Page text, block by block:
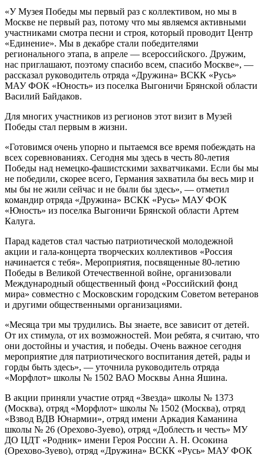
«У Музея Победы мы первый раз с коллективом, но мы в
Москве не первый раз, потому что мы являемся активными
участниками смотра песни и строя, который проводит Центр
«Единение». Мы в декабре стали победителями
регионального этапа, в апреле — всероссийского. Дружим,
нас приглашают, поэтому спасибо всем, спасибо Москве», —
рассказал руководитель отряда «Дружина» ВСКК «Русь»
МАУ ФОК «Юность» из поселка Выгоничи Брянской области
Василий Байдаков.
Для многих участников из регионов этот визит в Музей
Победы стал первым в жизни.
«Готовимся очень упорно и пытаемся все время побеждать на
всех соревнованиях. Сегодня мы здесь в честь 80-летия
Победы над немецко-фашистскими захватчиками. Если бы мы
не победили, скорее всего, Германия захватила бы весь мир и
мы бы не жили сейчас и не были бы здесь», — отметил
командир отряда «Дружина» ВСКК «Русь» МАУ ФОК
«Юность» из поселка Выгоничи Брянской области Артем
Калуга.
Парад кадетов стал частью патриотической молодежной
акции и гала-концерта творческих коллективов «Россия
начинается с тебя». Мероприятия, посвященные 80-летию
Победы в Великой Отечественной войне, организовали
Международный общественный фонд «Российский фонд
мира» совместно с Московским городским Советом ветеранов
и другими общественными организациями.
«Месяца три мы трудились. Вы знаете, все зависит от детей.
От их стимула, от их возможностей. Мои ребята, я считаю, что
они достойны и участия, и победы. Очень важное сегодня
мероприятие для патриотического воспитания детей, рады и
горды быть здесь», — уточнила руководитель отряда
«Морфлот» школы № 1502 ВАО Москвы Анна Яшина.
В акции приняли участие отряд «Звезда» школы № 1373
(Москва), отряд «Морфлот» школы № 1502 (Москва), отряд
«Взвод ВДВ Юнармии», отряд имени Аркадия Каманина
школы № 26 (Орехово-Зуево), отряд «Доблесть и честь» МУ
ДО ЦДТ «Родник» имени Героя России А. Н. Осокина
(Орехово-Зуево), отряд «Дружина» ВСКК «Русь» МАУ ФОК